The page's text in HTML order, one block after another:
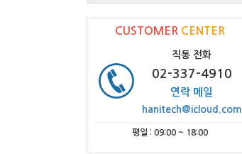
CUSTOMER CENTER
직통 전화
02-337-4910
연락 메일
hanitech@icloud.com
평일 : 09:00 ~ 18:00